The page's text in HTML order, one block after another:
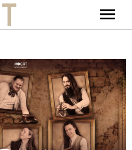
– Filters
Events
News
Team